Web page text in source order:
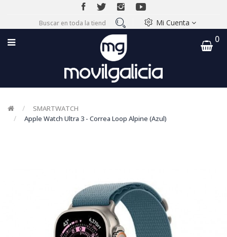
Mi Cuenta
0
SMARTWATCH
Apple Watch Ultra 3 - Correa Loop Alpine (Azul)